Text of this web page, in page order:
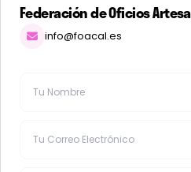
Federación de Oficios
info@foacal.es